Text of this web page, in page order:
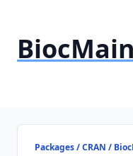
Packages / CRAN /